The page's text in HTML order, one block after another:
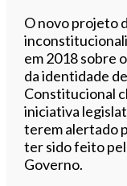
O novo projeto
em 2018 sobre
da identidade
Constitucional
iniciativa
terem alertado
ter sido feito
Governo.